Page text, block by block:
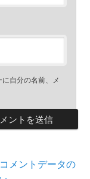
自分の名前、メ
コメントデータの